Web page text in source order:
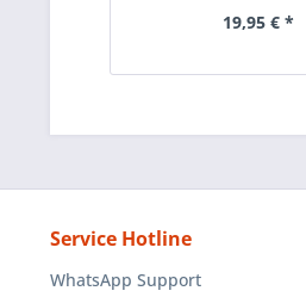
19,95 € *
Service Hotline
WhatsApp Support